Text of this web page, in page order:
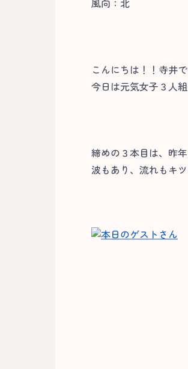
風向：北
こんにちは！！寺井
今日は元気女子３人
締めの３本目は、昨
波もあり、流れもキ